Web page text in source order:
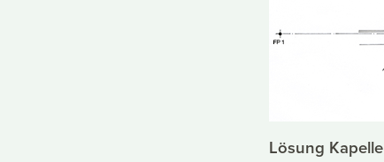
Lösung Kapelle